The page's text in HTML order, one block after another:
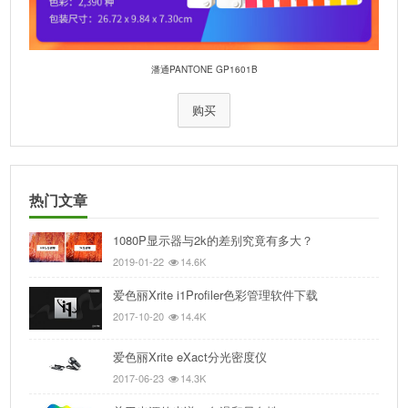
潘通PANTONE GP1601B
购买
热门文章
1080P显示器与2k的差别究竟有多大？
2019-01-22 14.6K
爱色丽Xrite i1Profiler色彩管理软件下载
2017-10-20 14.4K
爱色丽Xrite eXact分光密度仪
2017-06-23 14.3K